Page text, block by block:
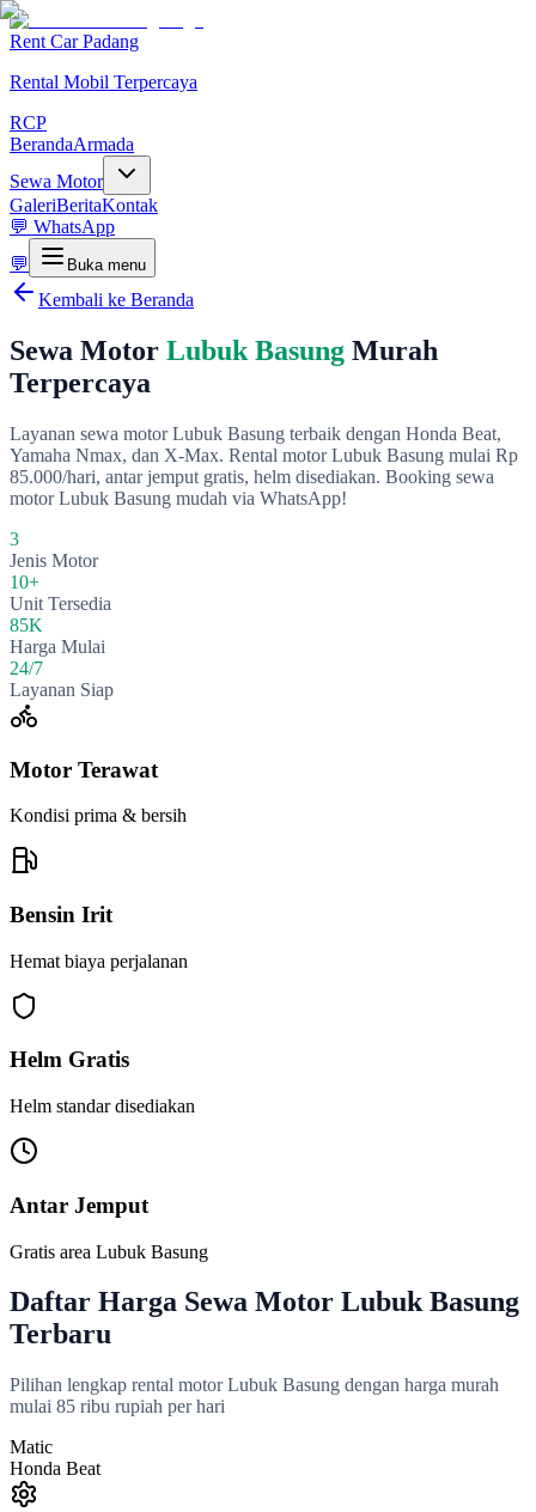
Rent Car Padang
Rental Mobil Terpercaya
RCP
BerandaArmada
Sewa Motor
GaleriBeritaKontak
💬 WhatsApp
💬
Buka menu
Kembali ke Beranda
Sewa Motor Lubuk Basung Murah
Terpercaya
Layanan sewa motor Lubuk Basung terbaik dengan Honda Beat,
Yamaha Nmax, dan X-Max. Rental motor Lubuk Basung mulai Rp
85.000/hari, antar jemput gratis, helm disediakan. Booking sewa
motor Lubuk Basung mudah via WhatsApp!
3
Jenis Motor
10+
Unit Tersedia
85K
Harga Mulai
24/7
Layanan Siap
Motor Terawat
Kondisi prima & bersih
Bensin Irit
Hemat biaya perjalanan
Helm Gratis
Helm standar disediakan
Antar Jemput
Gratis area Lubuk Basung
Daftar Harga Sewa Motor Lubuk Basung
Terbaru
Pilihan lengkap rental motor Lubuk Basung dengan harga murah
mulai 85 ribu rupiah per hari
Matic
Honda Beat